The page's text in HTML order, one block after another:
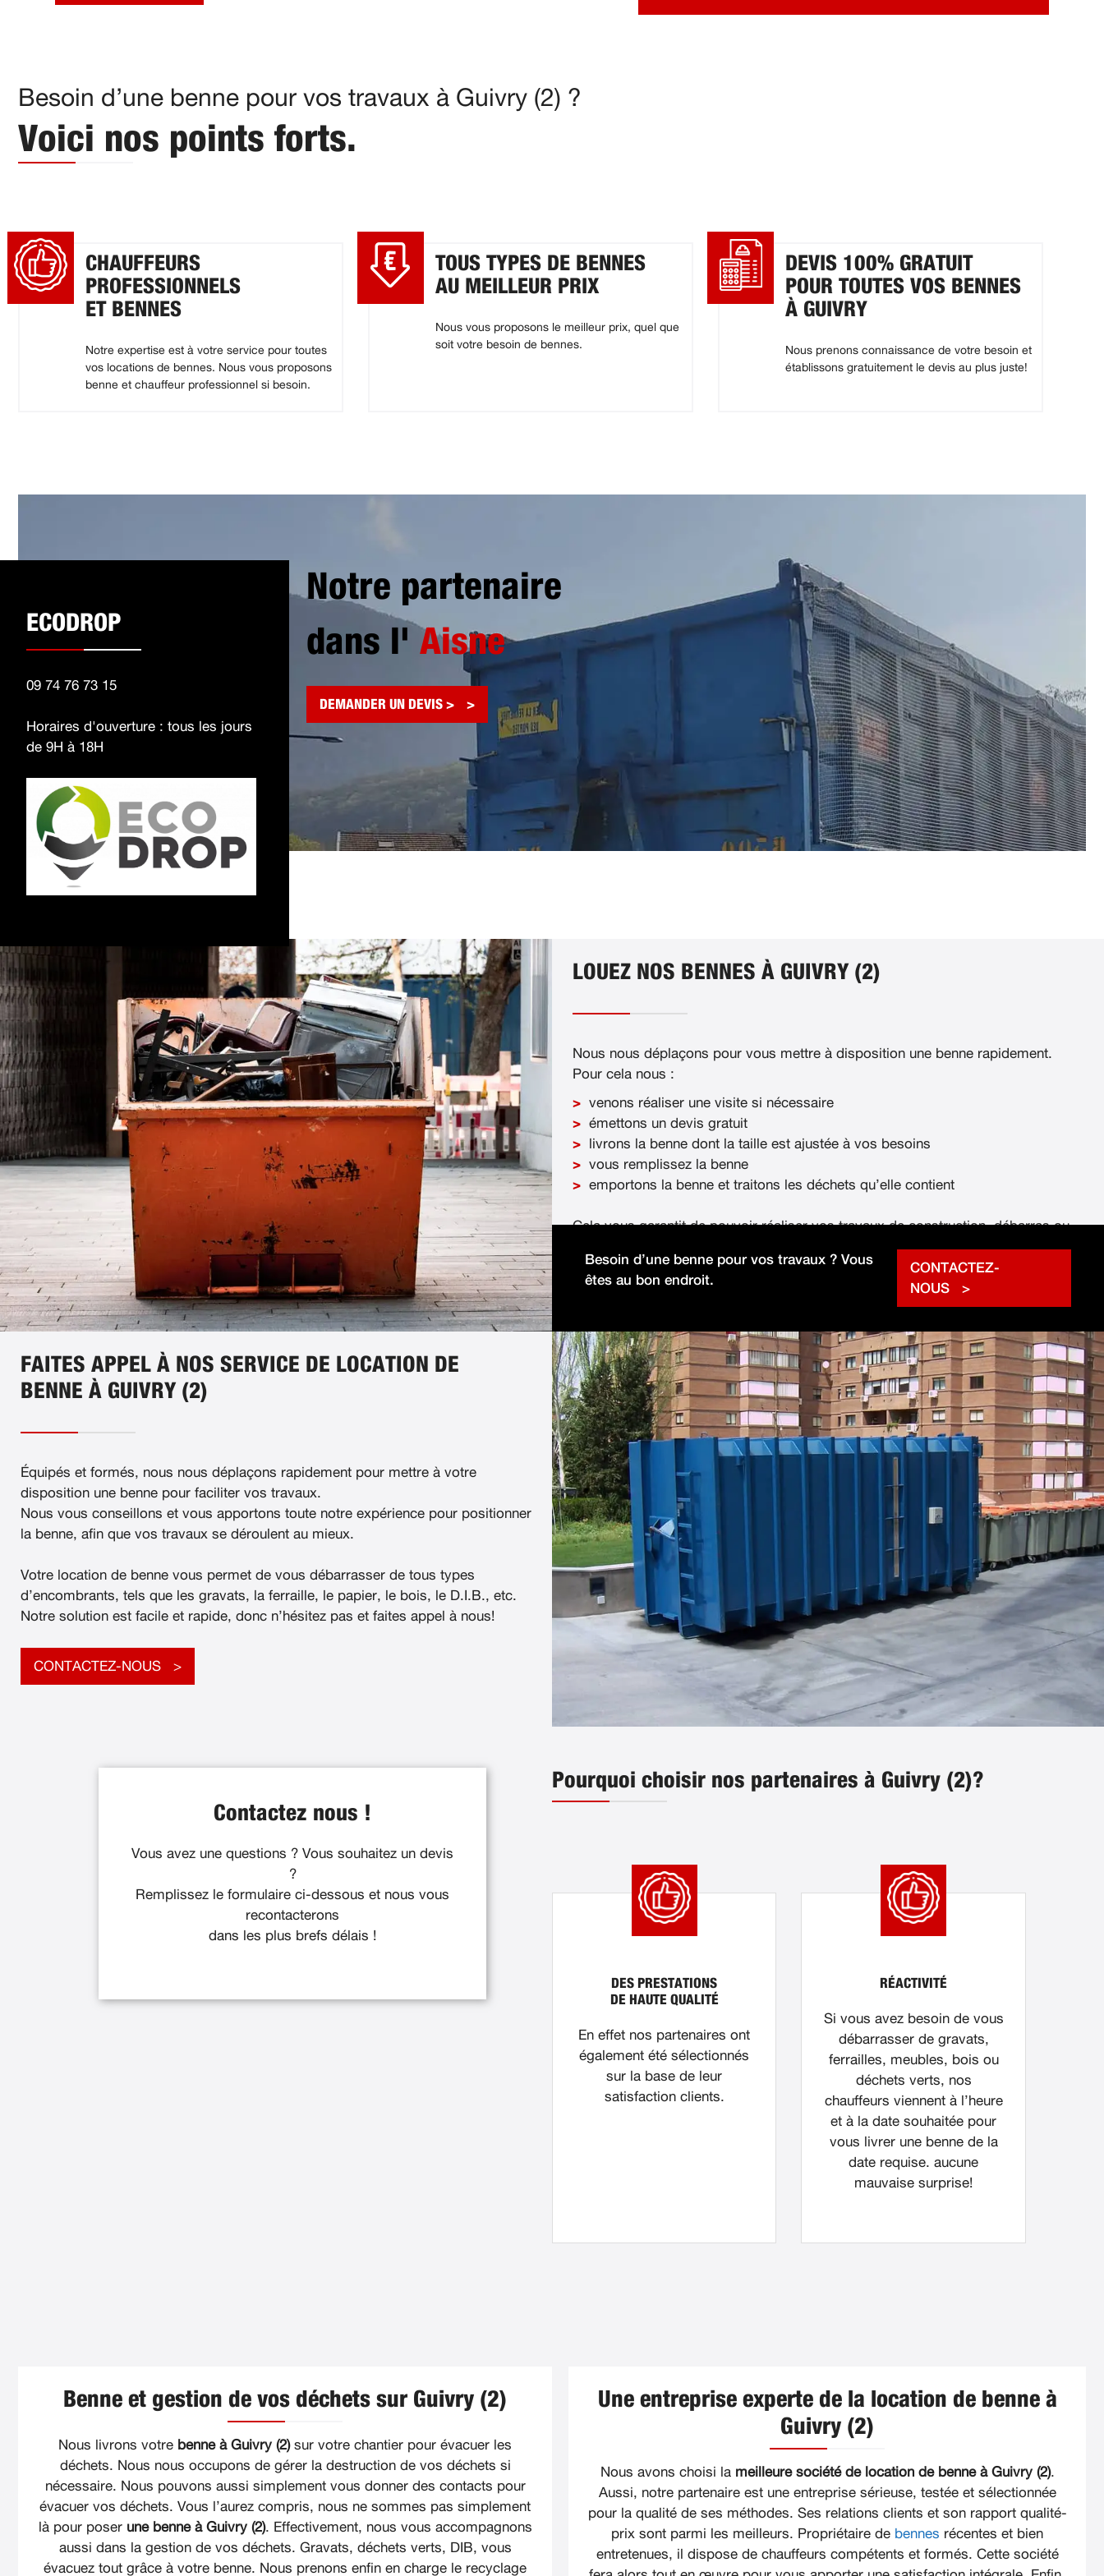
Besoin d’une benne pour vos travaux à Guivry (2) ?
Voici nos points forts.
CHAUFFEURS
PROFESSIONNELS
ET BENNES
Notre expertise est à votre service pour toutes
vos locations de bennes. Nous vous proposons
benne et chauffeur professionnel si besoin.
TOUS TYPES DE BENNES
AU MEILLEUR PRIX
Nous vous proposons le meilleur prix, quel que
soit votre besoin de bennes.
DEVIS 100% GRATUIT
POUR TOUTES VOS BENNES
À GUIVRY
Nous prenons connaissance de votre besoin et
établissons gratuitement le devis au plus juste!
ECODROP
09 74 76 73 15
Horaires d'ouverture : tous les jours
de 9H à 18H
Notre partenaire
dans l' Aisne
DEMANDER UN DEVIS >
LOUEZ NOS BENNES À GUIVRY (2)
Nous nous déplaçons pour vous mettre à disposition une benne rapidement.
Pour cela nous :
venons réaliser une visite si nécessaire
émettons un devis gratuit
livrons la benne dont la taille est ajustée à vos besoins
vous remplissez la benne
emportons la benne et traitons les déchets qu’elle contient
Cela vous garantit de pouvoir réaliser vos travaux de construction, débarras ou
Besoin d’une benne pour vos travaux ? Vous
êtes au bon endroit.
CONTACTEZ-
NOUS
FAITES APPEL À NOS SERVICE DE LOCATION DE
BENNE À GUIVRY (2)
Équipés et formés, nous nous déplaçons rapidement pour mettre à votre
disposition une benne pour faciliter vos travaux.
Nous vous conseillons et vous apportons toute notre expérience pour positionner
la benne, afin que vos travaux se déroulent au mieux.
Votre location de benne vous permet de vous débarrasser de tous types
d’encombrants, tels que les gravats, la ferraille, le papier, le bois, le D.I.B., etc.
Notre solution est facile et rapide, donc n’hésitez pas et faites appel à nous!
CONTACTEZ-NOUS
Contactez nous !
Vous avez une questions ? Vous souhaitez un devis
?
Remplissez le formulaire ci-dessous et nous vous
recontacterons
dans les plus brefs délais !
Pourquoi choisir nos partenaires à Guivry (2)?
DES PRESTATIONS
DE HAUTE QUALITÉ
En effet nos partenaires ont
également été sélectionnés
sur la base de leur
satisfaction clients.
RÉACTIVITÉ
Si vous avez besoin de vous
débarrasser de gravats,
ferrailles, meubles, bois ou
déchets verts, nos
chauffeurs viennent à l’heure
et à la date souhaitée pour
vous livrer une benne de la
date requise. aucune
mauvaise surprise!
Benne et gestion de vos déchets sur Guivry (2)
Nous livrons votre benne à Guivry (2)sur votre chantier pour évacuer les
déchets. Nous nous occupons de gérer la destruction de vos déchets si
nécessaire. Nous pouvons aussi simplement vous donner des contacts pour
évacuer vos déchets. Vous l’aurez compris, nous ne sommes pas simplement
là pour poser une benne à Guivry (2). Effectivement, nous vous accompagnons
aussi dans la gestion de vos déchets. Gravats, déchets verts, DIB, vous
évacuez tout grâce à votre benne. Nous prenons enfin en charge le recyclage
Une entreprise experte de la location de benne à
Guivry (2)
Nous avons choisi la meilleure société de location de benne à Guivry (2).
Aussi, notre partenaire est une entreprise sérieuse, testée et sélectionnée
pour la qualité de ses méthodes. Ses relations clients et son rapport qualité-
prix sont parmi les meilleurs. Propriétaire de bennes récentes et bien
entretenues, il dispose de chauffeurs compétents et formés. Cette société